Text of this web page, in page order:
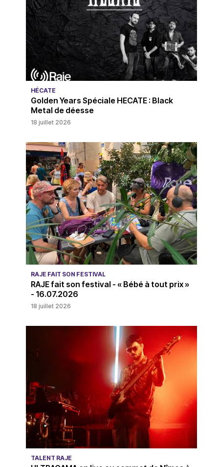
HÉCATE
Golden Years Spéciale HECATE : Black
Metal de déesse
18 juillet 2026
RAJE FAIT SON FESTIVAL
RAJE fait son festival - « Bébé à tout prix »
- 16.07.2026
18 juillet 2026
TALENT RAJE